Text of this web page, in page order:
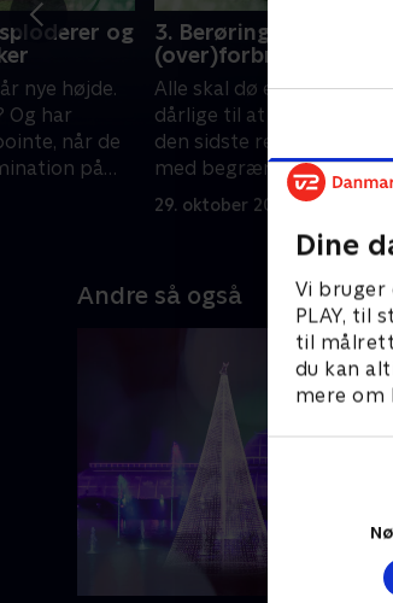
Dine
Vi bruger
PLAY, til
til
du kan
mere om
og
nye højde.
Og har
når de
på
3. Berøringsangst og
(over)forbrug af SoMe
Alle skal dø en dag - men
dårlige til at snakke om
den sidste rejse? Og er
med begrænsninger for
af sociale medier?
29. oktober 2024 • 36 min
Andre så også